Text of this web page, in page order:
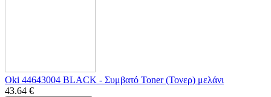
Oki 44643004 BLACK - Συμβατό Toner (Τονερ) μελάνι
43.64 €